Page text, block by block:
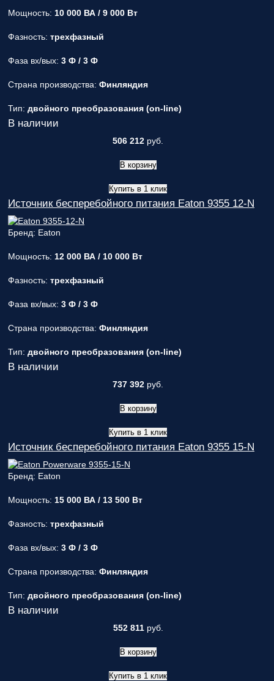
Мощность: 10 000 ВА / 9 000 Вт
Фазность: трехфазный
Фаза вх/вых: 3 Ф / 3 Ф
Страна производства: Финляндия
Тип: двойного преобразования (on-line)
В наличии
506 212 руб.
В корзину
Купить в 1 клик
Источник бесперебойного питания Eaton 9355 12-N
Бренд: Eaton
Мощность: 12 000 ВА / 10 000 Вт
Фазность: трехфазный
Фаза вх/вых: 3 Ф / 3 Ф
Страна производства: Финляндия
Тип: двойного преобразования (on-line)
В наличии
737 392 руб.
В корзину
Купить в 1 клик
Источник бесперебойного питания Eaton 9355 15-N
Бренд: Eaton
Мощность: 15 000 ВА / 13 500 Вт
Фазность: трехфазный
Фаза вх/вых: 3 Ф / 3 Ф
Страна производства: Финляндия
Тип: двойного преобразования (on-line)
В наличии
552 811руб.
В корзину
Купить в 1 клик